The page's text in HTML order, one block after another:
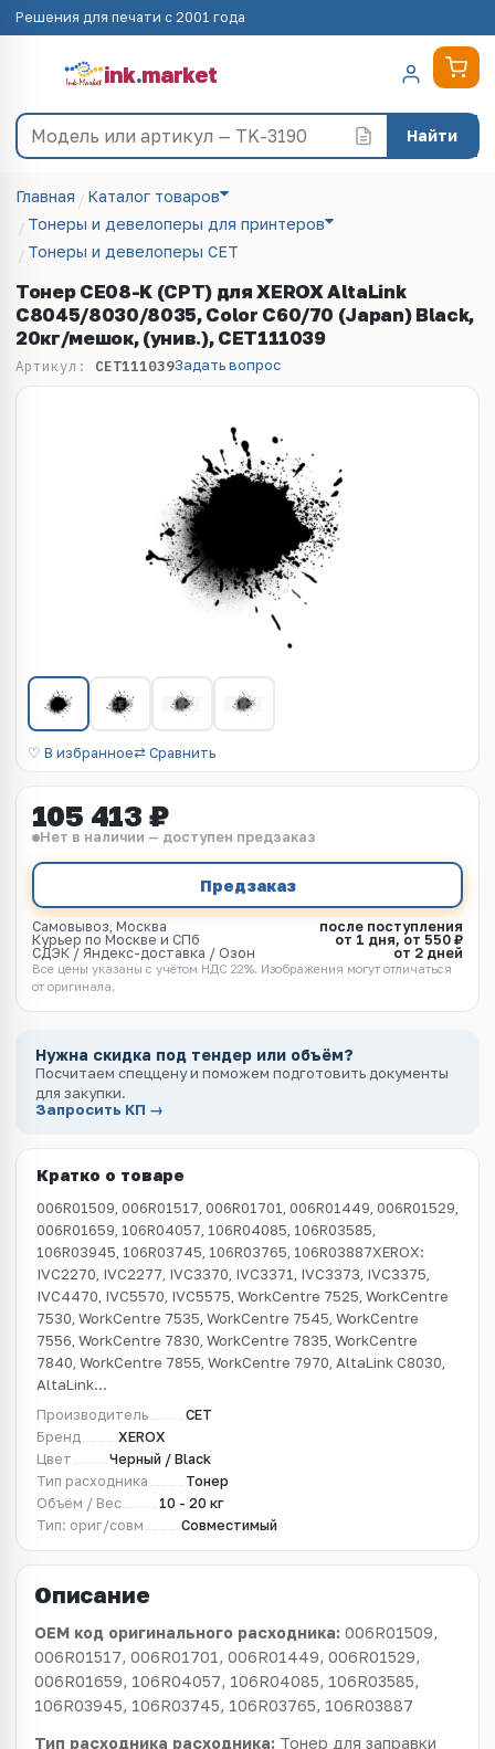
Решения для печати с 2001 года
ink.market
Найти
Главная
Каталог товаров
Тонеры и девелоперы для принтеров
Тонеры и девелоперы CET
Тонер CE08-K (CPT) для XEROX AltaLink
C8045/8030/8035, Color C60/70 (Japan) Black,
20кг/мешок, (унив.), CET111039
Артикул: CET111039Задать вопрос
♡ В избранное⇄ Сравнить
105 413 ₽
Нет в наличии — доступен предзаказ
Предзаказ
Самовывоз, Москва
после поступления
Курьер по Москве и СПб
от 1 дня, от 550 ₽
СДЭК / Яндекс-доставка / Озон
от 2 дней
Все цены указаны с учётом НДС 22%. Изображения могут отличаться
от оригинала.
Нужна скидка под тендер или объём?
Посчитаем спеццену и поможем подготовить документы
для закупки.
Запросить КП →
Кратко о товаре
006R01509, 006R01517, 006R01701, 006R01449, 006R01529,
006R01659, 106R04057, 106R04085, 106R03585,
106R03945, 106R03745, 106R03765, 106R03887XEROX:
IVC2270, IVC2277, IVC3370, IVC3371, IVC3373, IVC3375,
IVC4470, IVC5570, IVC5575, WorkCentre 7525, WorkCentre
7530, WorkCentre 7535, WorkCentre 7545, WorkCentre
7556, WorkCentre 7830, WorkCentre 7835, WorkCentre
7840, WorkCentre 7855, WorkCentre 7970, AltaLink C8030,
AltaLink...
Производитель
CET
Бренд
XEROX
Цвет
Черный / Black
Тип расходника
Тонер
Объём / Вес
10 - 20 кг
Тип: ориг/совм
Совместимый
Описание
OEM код оригинального расходника: 006R01509,
006R01517, 006R01701, 006R01449, 006R01529,
006R01659, 106R04057, 106R04085, 106R03585,
106R03945, 106R03745, 106R03765, 106R03887
Тип расходника расходника: Тонер для заправки